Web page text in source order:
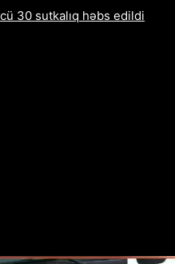
30 sutkalıq həbs edildi